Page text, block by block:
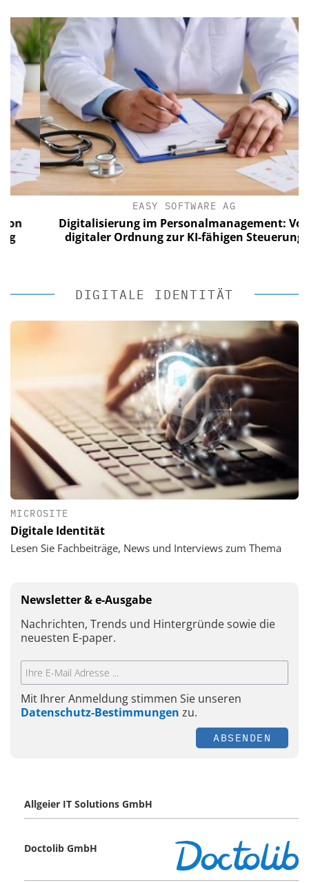
EASY SOFTWARE AG
Digitalisierung im Personalmanagement: Von
digitaler Ordnung zur KI-fähigen Steuerung
DIGITALE IDENTITÄT
MICROSITE
Digitale Identität
Lesen Sie Fachbeiträge, News und Interviews zum Thema
Newsletter & e-Ausgabe
Nachrichten, Trends und Hintergründe sowie die
neuesten E-paper.
Mit Ihrer Anmeldung stimmen Sie unseren
Datenschutz-Bestimmungen zu.
ABSENDEN
Allgeier IT Solutions GmbH
Doctolib GmbH